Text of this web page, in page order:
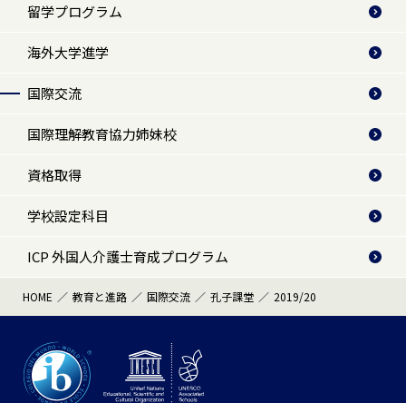
留学プログラム
海外大学進学
国際交流
国際理解教育協力姉妹校
資格取得
学校設定科目
ICP 外国人介護士育成プログラム
HOME 教育と進路 国際交流 孔子課堂 2019/20